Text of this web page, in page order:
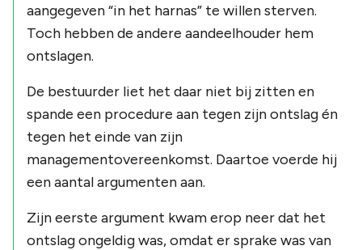
aangegeven “in het harnas” te willen sterven.
Toch hebben de andere aandeelhouder hem
ontslagen.
De bestuurder liet het daar niet bij zitten en
spande een procedure aan tegen zijn ontslag én
tegen het einde van zijn
managementovereenkomst. Daartoe voerde hij
een aantal argumenten aan.
Zijn eerste argument kwam erop neer dat het
ontslag ongeldig was, omdat er sprake was van